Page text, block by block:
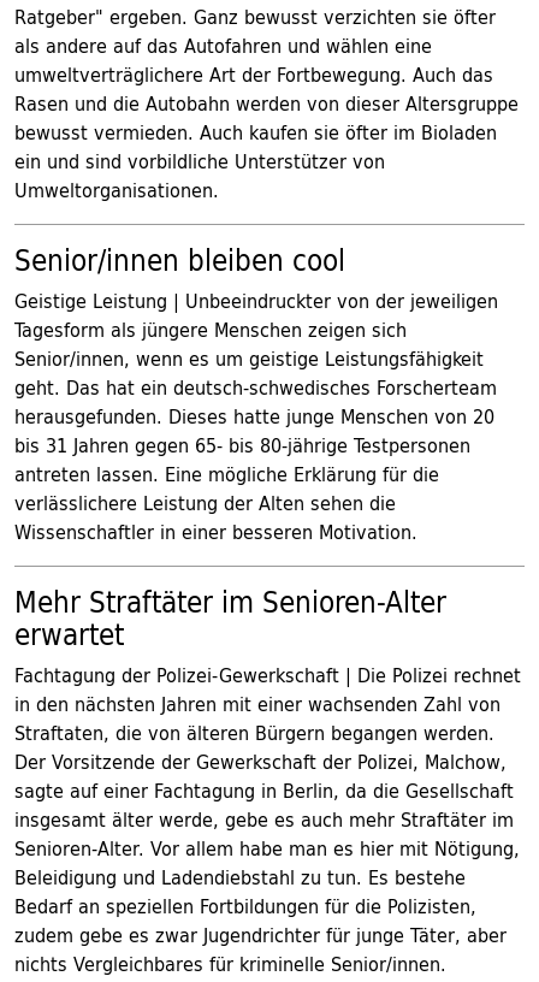
Ratgeber" ergeben. Ganz bewusst verzichten sie öfter
als andere auf das Autofahren und wählen eine
umweltverträglichere Art der Fortbewegung. Auch das
Rasen und die Autobahn werden von dieser Altersgruppe
bewusst vermieden. Auch kaufen sie öfter im Bioladen
ein und sind vorbildliche Unterstützer von
Umweltorganisationen.
Senior/innen bleiben cool
Geistige Leistung | Unbeeindruckter von der jeweiligen
Tagesform als jüngere Menschen zeigen sich
Senior/innen, wenn es um geistige Leistungsfähigkeit
geht. Das hat ein deutsch-schwedisches Forscherteam
herausgefunden. Dieses hatte junge Menschen von 20
bis 31 Jahren gegen 65- bis 80-jährige Testpersonen
antreten lassen. Eine mögliche Erklärung für die
verlässlichere Leistung der Alten sehen die
Wissenschaftler in einer besseren Motivation.
Mehr Straftäter im Senioren-Alter
erwartet
Fachtagung der Polizei-Gewerkschaft | Die Polizei rechnet
in den nächsten Jahren mit einer wachsenden Zahl von
Straftaten, die von älteren Bürgern begangen werden.
Der Vorsitzende der Gewerkschaft der Polizei, Malchow,
sagte auf einer Fachtagung in Berlin, da die Gesellschaft
insgesamt älter werde, gebe es auch mehr Straftäter im
Senioren-Alter. Vor allem habe man es hier mit Nötigung,
Beleidigung und Ladendiebstahl zu tun. Es bestehe
Bedarf an speziellen Fortbildungen für die Polizisten,
zudem gebe es zwar Jugendrichter für junge Täter, aber
nichts Vergleichbares für kriminelle Senior/innen.